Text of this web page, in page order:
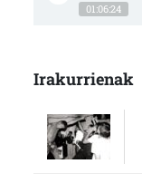
01:06:24
Irakurrienak